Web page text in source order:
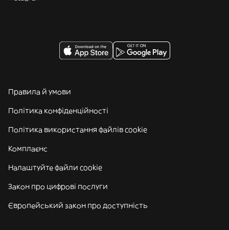
Правила й умови
Політика конфіденційності
Політика використання файлів cookie
Комплаєнс
Налаштуйте файли cookie
Закон про цифрові послуги
Європейський закон про доступність